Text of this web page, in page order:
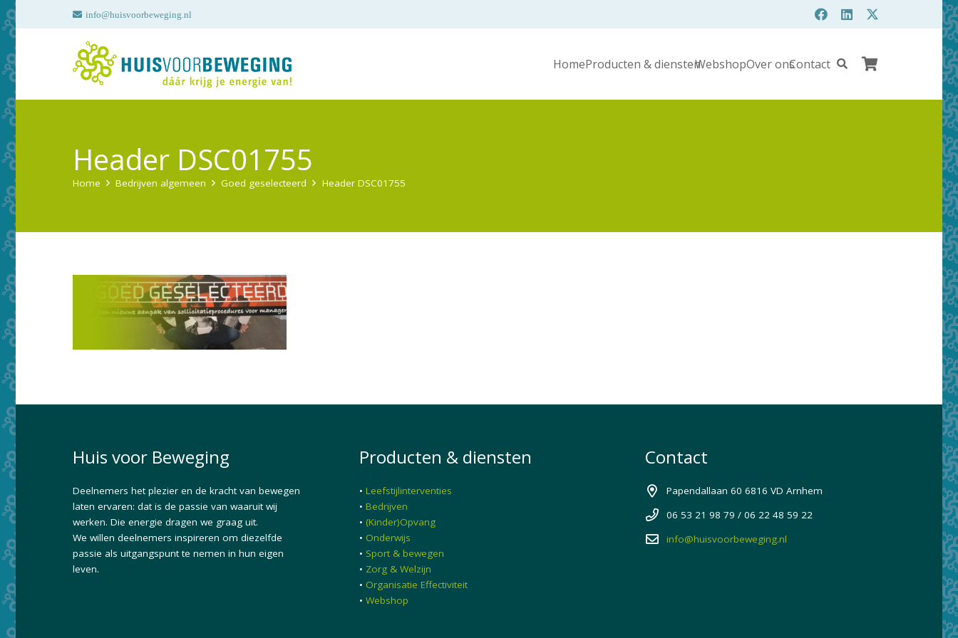
info@huisvoorbeweging.nl
HomeProducten & dienstenWebshopOver onsContact
Header DSC01755
Home Bedrijven algemeen Goed geselecteerd Header DSC01755
Huis voor Beweging
Deelnemers het plezier en de kracht van bewegen
laten ervaren: dat is de passie van waaruit wij
werken. Die energie dragen we graag uit.
We willen deelnemers inspireren om diezelfde
passie als uitgangspunt te nemen in hun eigen
leven.
Producten & diensten
• Leefstijlinterventies
• Bedrijven
• (Kinder)Opvang
• Onderwijs
• Sport & bewegen
• Zorg & Welzijn
• Organisatie Effectiviteit
• Webshop
Contact
Papendallaan 60 6816 VD Arnhem
06 53 21 98 79 / 06 22 48 59 22
info@huisvoorbeweging.nl